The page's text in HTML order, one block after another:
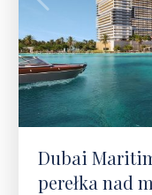
Dubai
perełka nad